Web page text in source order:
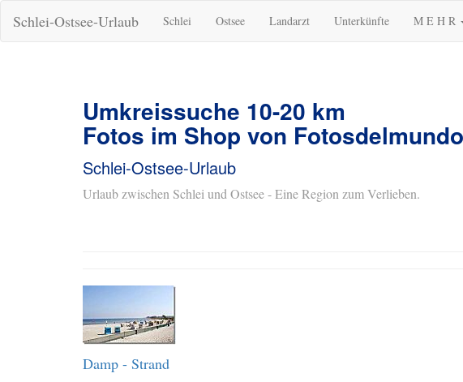
Schlei-Ostsee-Urlaub Schlei Ostsee Landarzt Unterkünfte M E H R
Umkreissuche 10-20 km
Fotos im Shop von
Schlei-Ostsee-Urlaub
Urlaub zwischen Schlei und Ostsee - Eine Region zum Verlieben.
Damp - Strand